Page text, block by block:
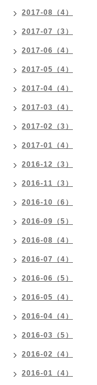
2017-08（4）
2017-07（3）
2017-06（4）
2017-05（4）
2017-04（4）
2017-03（4）
2017-02（3）
2017-01（4）
2016-12（3）
2016-11（3）
2016-10（6）
2016-09（5）
2016-08（4）
2016-07（4）
2016-06（5）
2016-05（4）
2016-04（4）
2016-03（5）
2016-02（4）
2016-01（4）